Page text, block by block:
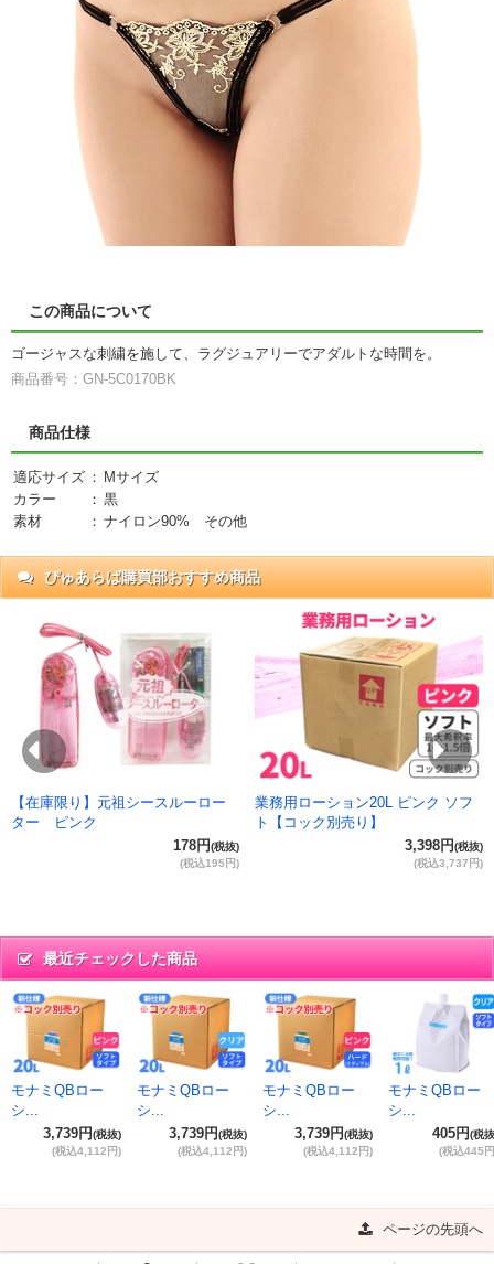
この商品について
ゴージャスな刺繍を施して、ラグジュアリーでアダルトな時間を。
商品番号：GN-5C0170BK
商品仕様
適応サイズ ： Mサイズ
カラー
： 黒
素材
： ナイロン90% その他
ぴゅあらば購買部おすすめ商品
Previous
【在庫限り】元祖シースルーロー
ター ピンク
178円(税抜)
(税込195円)
業務用ローション20L ピンク ソフ
ト【コック別売り】
3,398円(税抜)
(税込3,737円)
最近チェックした商品
モナミQBロー
シ...
3,739円(税抜)
(税込4,112円)
モナミQBロー
シ...
3,739円(税抜)
(税込4,112円)
モナミQBロー
シ...
3,739円(税抜)
(税込4,112円)
モナミQBロー
シ...
405円(税
(税込445
ページの先頭へ